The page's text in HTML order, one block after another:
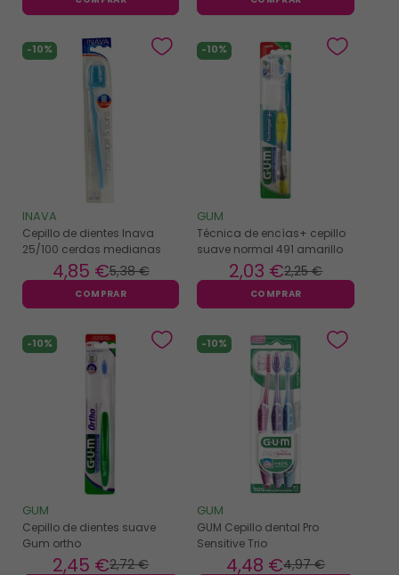
-10%
INAVA
Cepillo de dientes Inava
25/100 cerdas medianas
5,38 €
4,85 €
COMPRAR
-10%
GUM
Técnica de encías+ cepillo
suave normal 491 amarillo
2,25 €
2,03 €
COMPRAR
-10%
GUM
Cepillo de dientes suave
Gum ortho
2,72 €
2,45 €
-10%
GUM
GUM Cepillo dental Pro
Sensitive Trio
4,97 €
4,48 €